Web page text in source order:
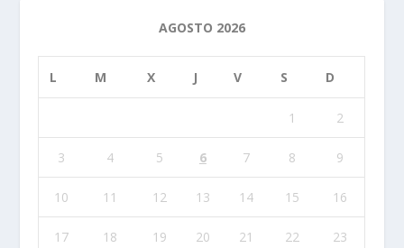
AGOSTO 2026
L M X J V S D
1 2
3 4 5 6 7 8 9
10 11 12 13 14 15 16
17 18 19 20 21 22 23